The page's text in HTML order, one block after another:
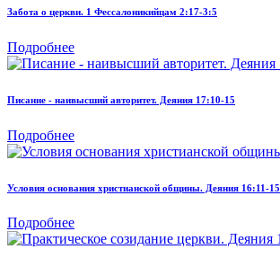
Забота о церкви. 1 Фессалоникийцам 2:17-3:5
Подробнее
Писание - наивысший авторитет. Деяния 17:10-15
Подробнее
Условия основания христианской общины. Деяния 16:11-15
Подробнее